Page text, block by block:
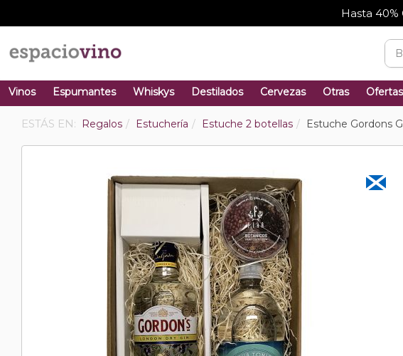
Hasta 40%
Vinos Espumantes Whiskys Destilados Cervezas Otras Ofertas
ESTÁS EN: Regalos Estuchería Estuche 2 botellas Estuche Gordons